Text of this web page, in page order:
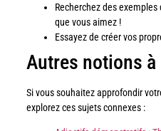
Recherchez des
que vous aimez !
Essayez de créer vos
Autres notions
Si vous souhaitez approfondir
explorez ces sujets connexes :